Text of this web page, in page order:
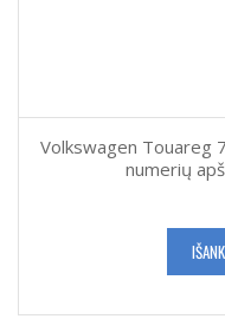
Volkswagen Touareg
numerių